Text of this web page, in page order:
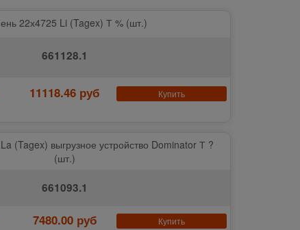
22х4725 Li (Tagex) Т % (шт.)
661128.1
11118.46 руб Купить
(Tagex) выгрузное устройство Dominator Т ?
(шт.)
661093.1
7480.00 руб Купить